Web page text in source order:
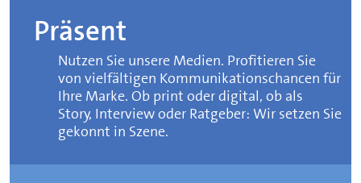
Präsent
Nutzen Sie unsere Medien. Profitieren Sie
von vielfältigen Kommunikationschancen für
Ihre Marke. Ob print oder digital, ob als
Story, Interview oder Ratgeber: Wir setzen Sie
gekonnt in Szene.